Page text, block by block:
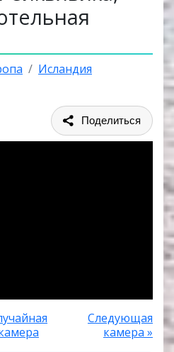
Исландия
Поделиться
Следующая
камера »